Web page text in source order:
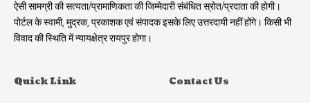
ऐसी सामग्री की सत्यता/प्रामाणिकता की जिम्मेदारी संबंधित स्रोत/प्रदाता की होगी।
पोर्टल के स्वामी, मुद्रक, प्रकाशक एवं संपादक इसके लिए उत्तरदायी नहीं होंगे। किसी भी
विवाद की स्थिति में न्यायक्षेत्र रायपुर होगा।
Quick Link Contact Us